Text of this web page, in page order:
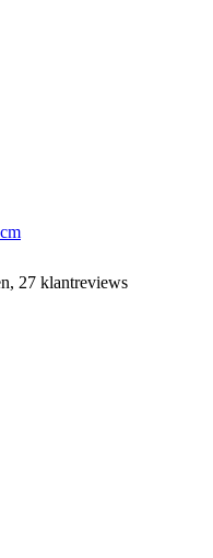
27 klantreviews